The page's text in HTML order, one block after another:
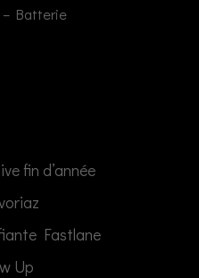
– Batterie
fin d’année
Fastlane
Up